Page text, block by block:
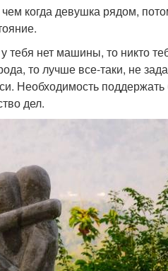
когда девушка рядом,
нет машины, то никто
то лучше все-таки, не
Необходимость поддержать
дел.